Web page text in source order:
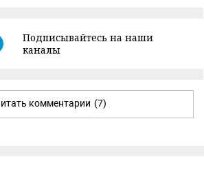
Подписывайтесь на наши
каналы
комментарии (7)